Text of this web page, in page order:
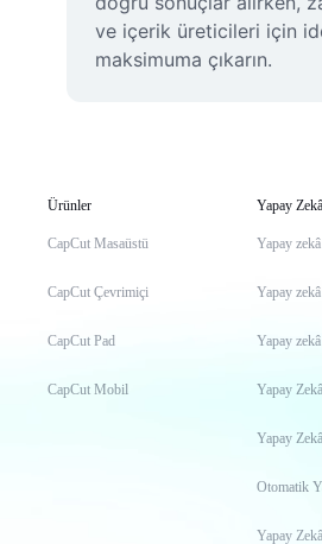
ve içerik üreticileri için
maksimuma çıkarın.
Ürünler
CapCut Masaüstü
CapCut Çevrimiçi
CapCut Pad
CapCut Mobil
Yapay
Yapay
Yapay
Yapay
Yapay
Yapay
Otomatik